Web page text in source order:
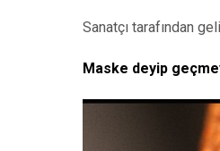
Sanatçı tarafından
Maske deyip